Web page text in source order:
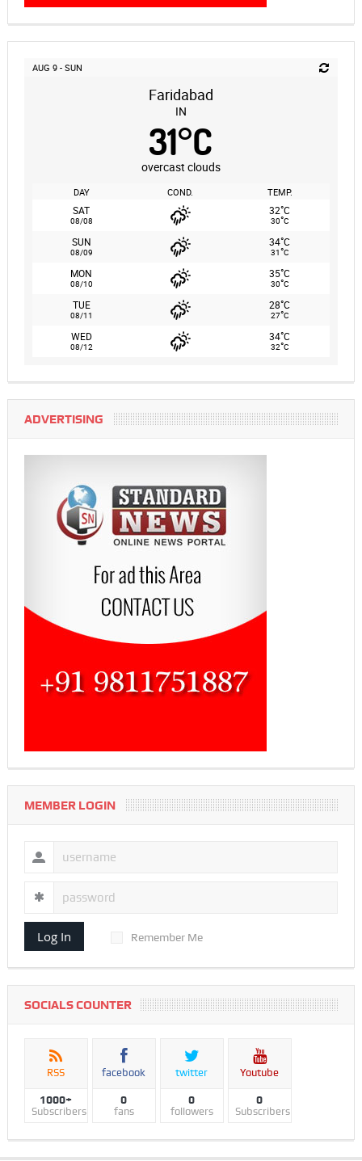
AUG 9 - SUN
Faridabad
IN
31°C
overcast clouds
DAY COND. TEMP.
SAT
08/08
32°C
30°C
SUN
08/09
34°C
31°C
MON
08/10
35°C
30°C
TUE
08/11
28°C
27°C
WED
08/12
34°C
32°C
ADVERTISING
MEMBER LOGIN
Log In Remember Me
SOCIALS COUNTER
RSS
1000+
Subscribers
facebook
0
fans
twitter
0
followers
Youtube
0
Subscribers